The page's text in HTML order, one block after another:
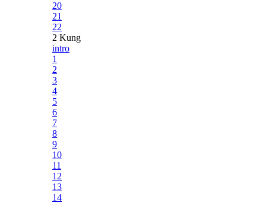
20
21
22
2 Kung
intro
1
2
3
4
5
6
7
8
9
10
11
12
13
14